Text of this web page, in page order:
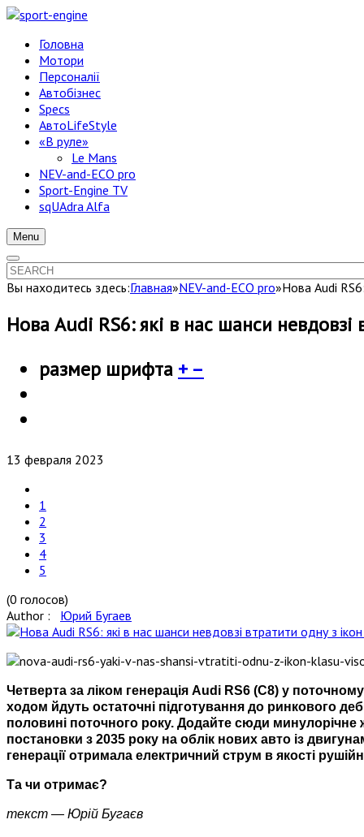
Головна
Мотори
Персоналії
Автобізнес
Specs
АвтоLifeStyle
«В руле»
Le Mans
NEV-and-ECO pro
Sport-Engine TV
sqUAdra Alfa
Menu
Вы находитесь здесь:Главная»NEV-and-ECO pro»Нова Audi
Нова Audi RS6: які в нас шанси невдовзі
размер шрифта + –
13 февраля 2023
1
2
3
4
5
(0 голосов)
Author : Юрий Бугаев
Четверта за ліком генерація Audi RS6 (C8) у
ходом йдуть остаточні підготування до ринкового
половині поточного року. Додайте сюди минулорічне
постановки з 2035 року на облік нових авто із
генерації отримала електричний струм в якості
Та чи отримає?
текст — Юрій Бугаєв